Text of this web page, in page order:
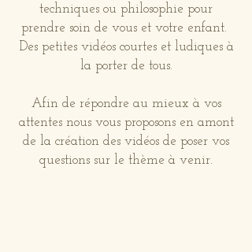
techniques ou philosophie pour
prendre soin de vous et votre enfant.
Des petites vidéos courtes et ludiques à
la porter de tous.
Afin de répondre au mieux à vos
attentes nous vous proposons en amont
de la création des vidéos de poser vos
questions sur le thème à venir.